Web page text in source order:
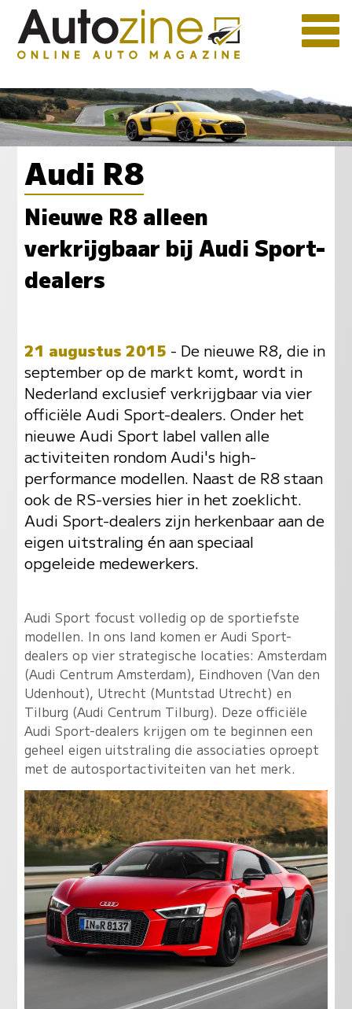
Audi R8
Nieuwe R8 alleen
verkrijgbaar bij Audi Sport-
dealers
21 augustus 2015 - De nieuwe R8, die in
september op de markt komt, wordt in
Nederland exclusief verkrijgbaar via vier
officiële Audi Sport-dealers. Onder het
nieuwe Audi Sport label vallen alle
activiteiten rondom Audi's high-
performance modellen. Naast de R8 staan
ook de RS-versies hier in het zoeklicht.
Audi Sport-dealers zijn herkenbaar aan de
eigen uitstraling én aan speciaal
opgeleide medewerkers.
Audi Sport focust volledig op de sportiefste
modellen. In ons land komen er Audi Sport-
dealers op vier strategische locaties: Amsterdam
(Audi Centrum Amsterdam), Eindhoven (Van den
Udenhout), Utrecht (Muntstad Utrecht) en
Tilburg (Audi Centrum Tilburg). Deze officiële
Audi Sport-dealers krijgen om te beginnen een
geheel eigen uitstraling die associaties oproept
met de autosportactiviteiten van het merk.